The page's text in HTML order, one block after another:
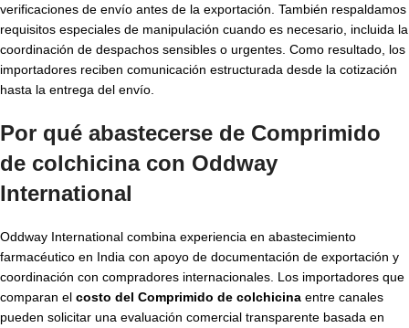
verificaciones de envío antes de la exportación. También respaldamos
requisitos especiales de manipulación cuando es necesario, incluida la
coordinación de despachos sensibles o urgentes. Como resultado, los
importadores reciben comunicación estructurada desde la cotización
hasta la entrega del envío.
Por qué abastecerse de Comprimido
de colchicina con Oddway
International
Oddway International combina experiencia en abastecimiento
farmacéutico en India con apoyo de documentación de exportación y
coordinación con compradores internacionales. Los importadores que
comparan el costo del Comprimido de colchicina entre canales
pueden solicitar una evaluación comercial transparente basada en